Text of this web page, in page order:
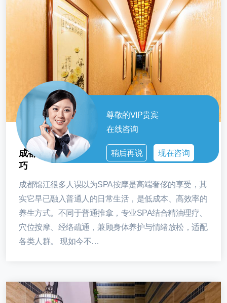
尊敬的VIP贵宾
在线咨询
稍后再说 现在咨询
成都锦江SPA按摩才是日常刚需之小众养生小技
巧
成都锦江很多人误以为SPA按摩是高端奢侈的享受，其
实它早已融入普通人的日常生活，是低成本、高效率的
养生方式。不同于普通推拿，专业SPA结合精油理疗、
穴位按摩、经络疏通，兼顾身体养护与情绪放松，适配
各类人群。 现如今不…